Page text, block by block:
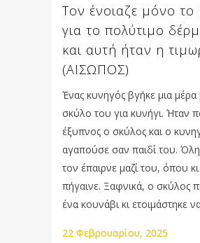
Τον ένοιαζε μόνο το
για το πολύτιµο
και αυτή ήταν η
(ΑΙΣΩΠΟΣ)
Ένας κυνηγός βγήκε µια µέρα
σκύλο του για κυνήγι. Ήταν
έξυπνος ο σκύλος και ο
αγαπούσε σαν παιδί του.
τον έπαιρνε µαζί του, όπου
πήγαινε. Ξαφνικά, ο σκύλος
ένα κουνάβι κι ετοιµάστηκε
22 Φεβρουαρίου, 2025